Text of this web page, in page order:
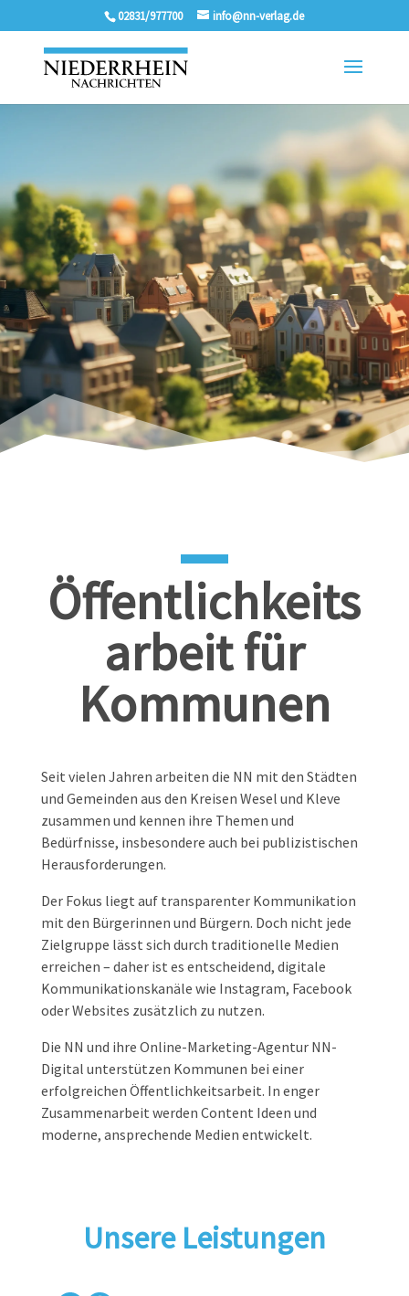
02831/977700 info@nn-verlag.de
Öffentlichkeits
arbeit für
Kommunen
Seit vielen Jahren arbeiten die NN mit den Städten
und Gemeinden aus den Kreisen Wesel und Kleve
zusammen und kennen ihre Themen und
Bedürfnisse, insbesondere auch bei publizistischen
Herausforderungen.
Der Fokus liegt auf transparenter Kommunikation
mit den Bürgerinnen und Bürgern. Doch nicht jede
Zielgruppe lässt sich durch traditionelle Medien
erreichen – daher ist es entscheidend, digitale
Kommunikationskanäle wie Instagram, Facebook
oder Websites zusätzlich zu nutzen.
Die NN und ihre Online-Marketing-Agentur NN-
Digital unterstützen Kommunen bei einer
erfolgreichen Öffentlichkeitsarbeit. In enger
Zusammenarbeit werden Content Ideen und
moderne, ansprechende Medien entwickelt.
Unsere Leistungen